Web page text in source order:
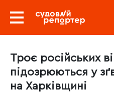
Троє російських
підозрюються у
на Харківщині